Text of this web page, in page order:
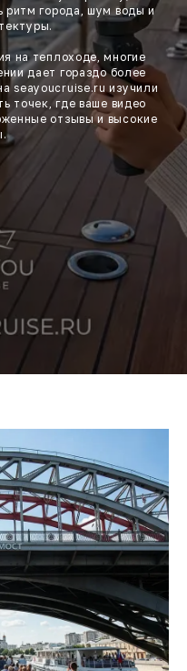
ритм города, шум воды и
на теплоходе, многие
дает гораздо более
seayoucruise.ru изучили
точек, где ваше видео
отзывы и высокие